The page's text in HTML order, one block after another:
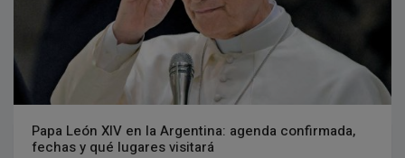
Papa León XIV en la Argentina: agenda confirmada,
fechas y qué lugares visitará